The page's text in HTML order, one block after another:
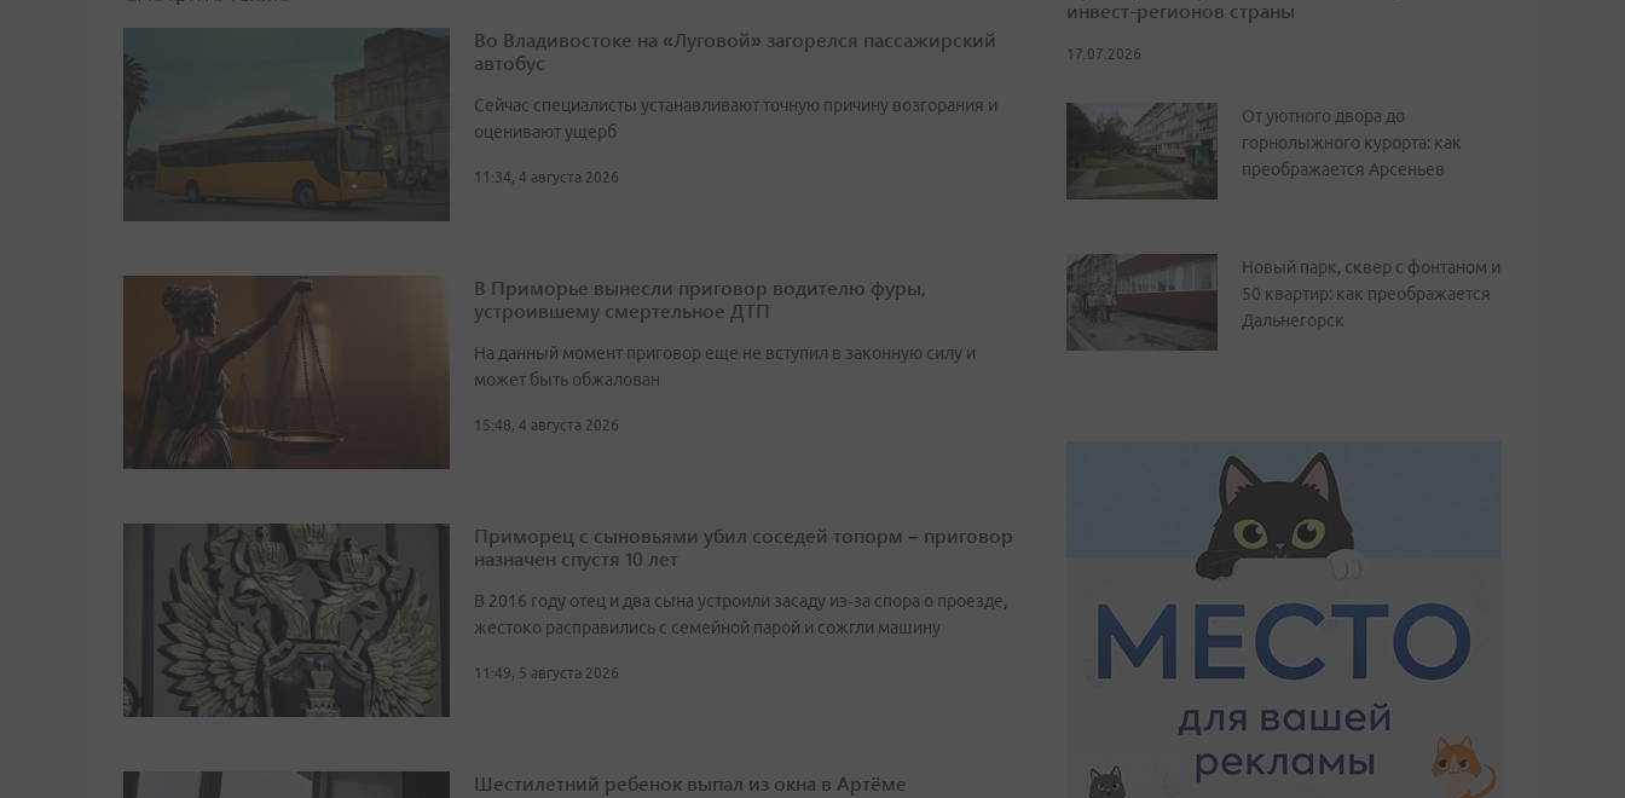
Во Владивостоке на «Луговой» загорелся пассажирский
автобус
Сейчас специалисты устанавливают точную причину возгорания и
оценивают ущерб
11:34, 4 августа 2026
В Приморье вынесли приговор водителю фуры,
устроившему смертельное ДТП
На данный момент приговор еще не вступил в законную силу и
может быть обжалован
15:48, 4 августа 2026
Приморец с сыновьями убил соседей топорм – приговор
назначен спустя 10 лет
В 2016 году отец и два сына устроили засаду из‑за спора о проезде,
жестоко расправились с семейной парой и сожгли машину
11:49, 5 августа 2026
Шестилетний ребенок выпал из окна в Артёме
инвест-регионов страны
17.07.2026
От уютного двора до
горнолыжного курорта: как
преображается Арсеньев
Новый парк, сквер с фонтаном и
50 квартир: как преображается
Дальнегорск